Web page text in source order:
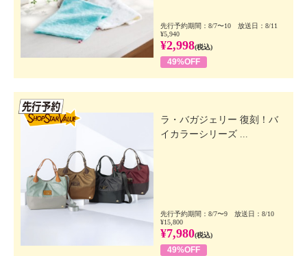
先行予約期間：8/7〜10 放送日：8/11
¥5,940
¥2,998(税込)
49%OFF
ラ・バガジェリー 復刻！バ
イカラーシリーズ ...
先行予約期間：8/7〜9 放送日：8/10
¥15,800
¥7,980(税込)
49%OFF